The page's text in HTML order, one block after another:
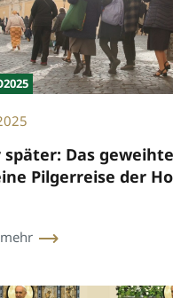
später: Das
Pilgerreise der